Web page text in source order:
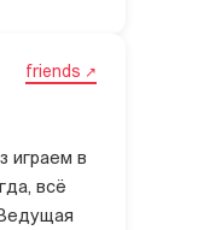
friends
играем в
всё